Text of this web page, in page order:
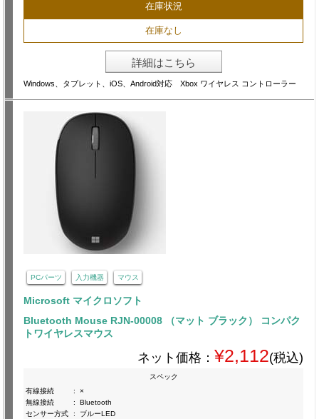
在庫状況
在庫なし
詳細はこちら
Windows、タブレット、iOS、Android対応 Xbox ワイヤレス コントローラー
PCパーツ 入力機器 マウス
Microsoft マイクロソフト
Bluetooth Mouse RJN-00008 （マット ブラック） コンパク
トワイヤレスマウス
ネット価格： ¥2,112(税込)
スペック
有線接続
:
×
無線接続
:
Bluetooth
センサー方式
:
ブルーLED